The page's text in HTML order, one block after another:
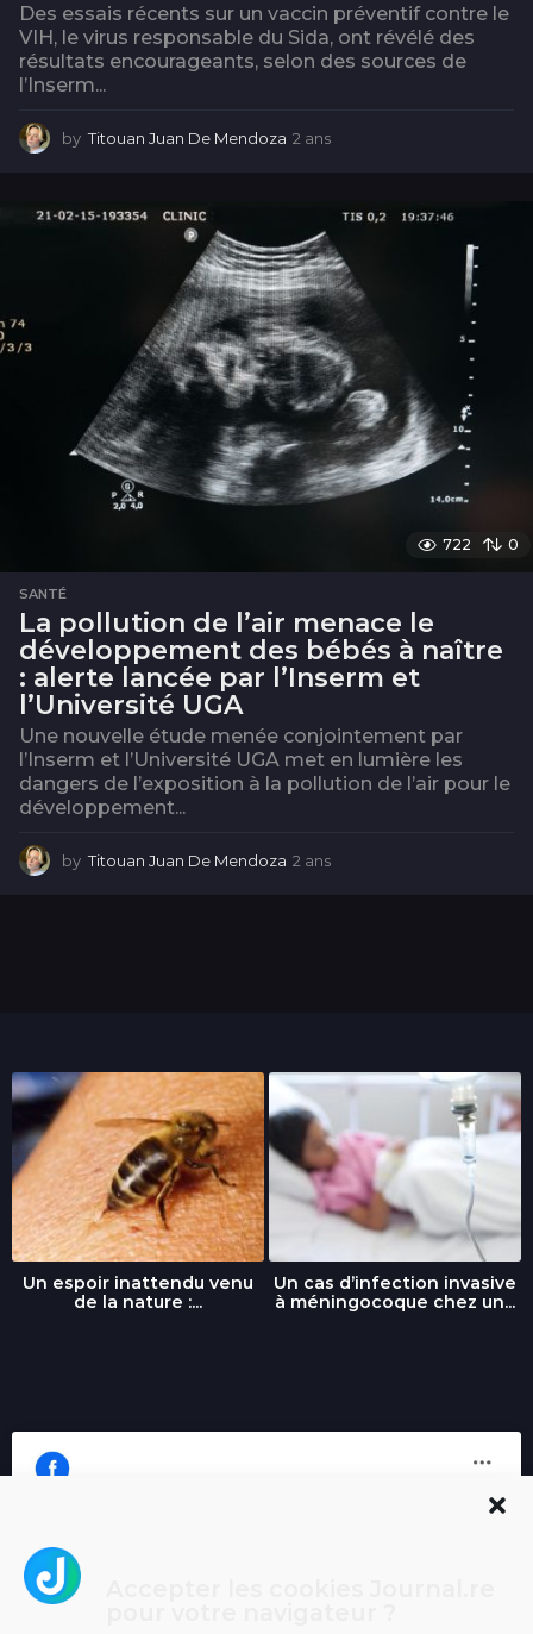
Des essais récents sur un vaccin préventif contre le
VIH, le virus responsable du Sida, ont révélé des
résultats encourageants, selon des sources de
l’Inserm...
by Titouan Juan De Mendoza 2 ans
722 0
SANTÉ
La pollution de l’air menace le
développement des bébés à naître
: alerte lancée par l’Inserm et
l’Université UGA
Une nouvelle étude menée conjointement par
l’Inserm et l’Université UGA met en lumière les
dangers de l’exposition à la pollution de l’air pour le
développement...
by Titouan Juan De Mendoza 2 ans
Un espoir inattendu venu
de la nature :...
Un cas d’infection invasive
à méningocoque chez un...